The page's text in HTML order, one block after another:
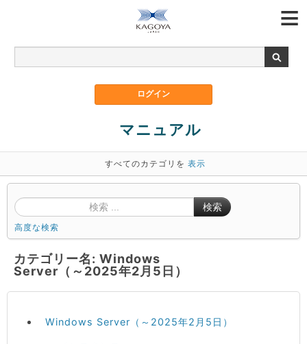
マニュアル
すべてのカテゴリを 表示
検索
高度な検索
カテゴリー名: Windows
Server（～2025年2月5日）
Windows Server（～2025年2月5日）